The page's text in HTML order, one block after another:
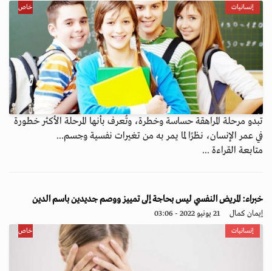
إنسانيات خاص
تبدو مرحلة المراهقة حساسة وخطرة، وتُعرف بأنها المرحلة الأكثر خطورة
في عمر الإنسان، نظرًا لما يمر به من تغيرات نفسية وجسم...
متابعة القراءة ...
خبراء: المريض النفسي ليس بحاجة إلى تمييز ووصم جديدين باسم الدين
إيمان كمال 21 يونيو 2022 - 03:06
إنسانيات خاص